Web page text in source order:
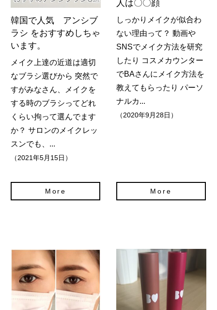
韓国で人気 アンシブ
ラシ をおすすめしちゃ
います。
メイク上達の近道は適切
なブラシ選びから 突然で
すがみなさん、メイクを
する時のブラシってどれ
くらい拘って選んでます
か？ サロンのメイクレッ
スンでも、...
（2021年5月15日）
More
人は〇〇顔
しっかりメイクが似合わ
ない理由って？ 動画や
SNSでメイク方法を研究
したり コスメカウンター
でBAさんにメイク方法を
教えてもらったり パーソ
ナルカ...
（2020年9月28日）
More